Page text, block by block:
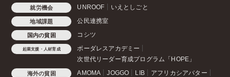
就労機会 UNROOF いえとしごと
地域課題 公民連携室
国内の貧困 コシツ
起業支援・人材育成
ボーダレスアカデミー
次世代リーダー育成プログラム「HOPE」
海外の貧困 AMOMA JOGGO LIB
アフリカシアバター